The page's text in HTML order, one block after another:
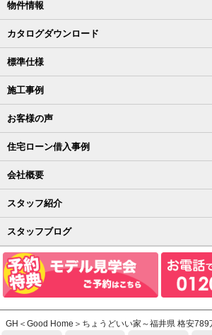
物件情報
カタログダウンロード
標準仕様
施工事例
お客様の声
住宅ローン借入事例
会社概要
スタッフ紹介
スタッフブログ
GH＜Good Home＞ちょうどいい家～福井県 格安